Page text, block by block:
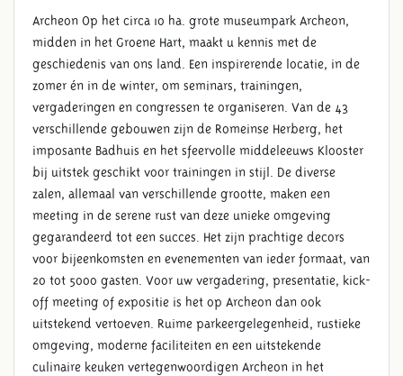
Archeon Op het circa 10 ha. grote museumpark Archeon,
midden in het Groene Hart, maakt u kennis met de
geschiedenis van ons land. Een inspirerende locatie, in de
zomer én in de winter, om seminars, trainingen,
vergaderingen en congressen te organiseren. Van de 43
verschillende gebouwen zijn de Romeinse Herberg, het
imposante Badhuis en het sfeervolle middeleeuws Klooster
bij uitstek geschikt voor trainingen in stijl. De diverse
zalen, allemaal van verschillende grootte, maken een
meeting in de serene rust van deze unieke omgeving
gegarandeerd tot een succes. Het zijn prachtige decors
voor bijeenkomsten en evenementen van ieder formaat, van
20 tot 5000 gasten. Voor uw vergadering, presentatie, kick-
off meeting of expositie is het op Archeon dan ook
uitstekend vertoeven. Ruime parkeergelegenheid, rustieke
omgeving, moderne faciliteiten en een uitstekende
culinaire keuken vertegenwoordigen Archeon in het